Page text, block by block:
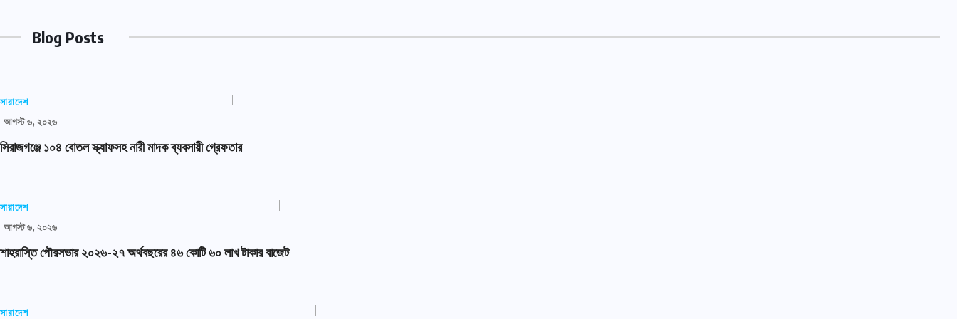
Blog Posts
সারাদেশ
আগস্ট ৬, ২০২৬
সিরাজগঞ্জে ১০৪ বোতল স্ক্যাফসহ নারী মাদক ব্যবসায়ী গ্রেফতার
সারাদেশ
আগস্ট ৬, ২০২৬
শাহরাস্তি পৌরসভার ২০২৬-২৭ অর্থবছরের ৪৬ কোটি ৬০ লাখ টাকার বাজেট
সারাদেশ